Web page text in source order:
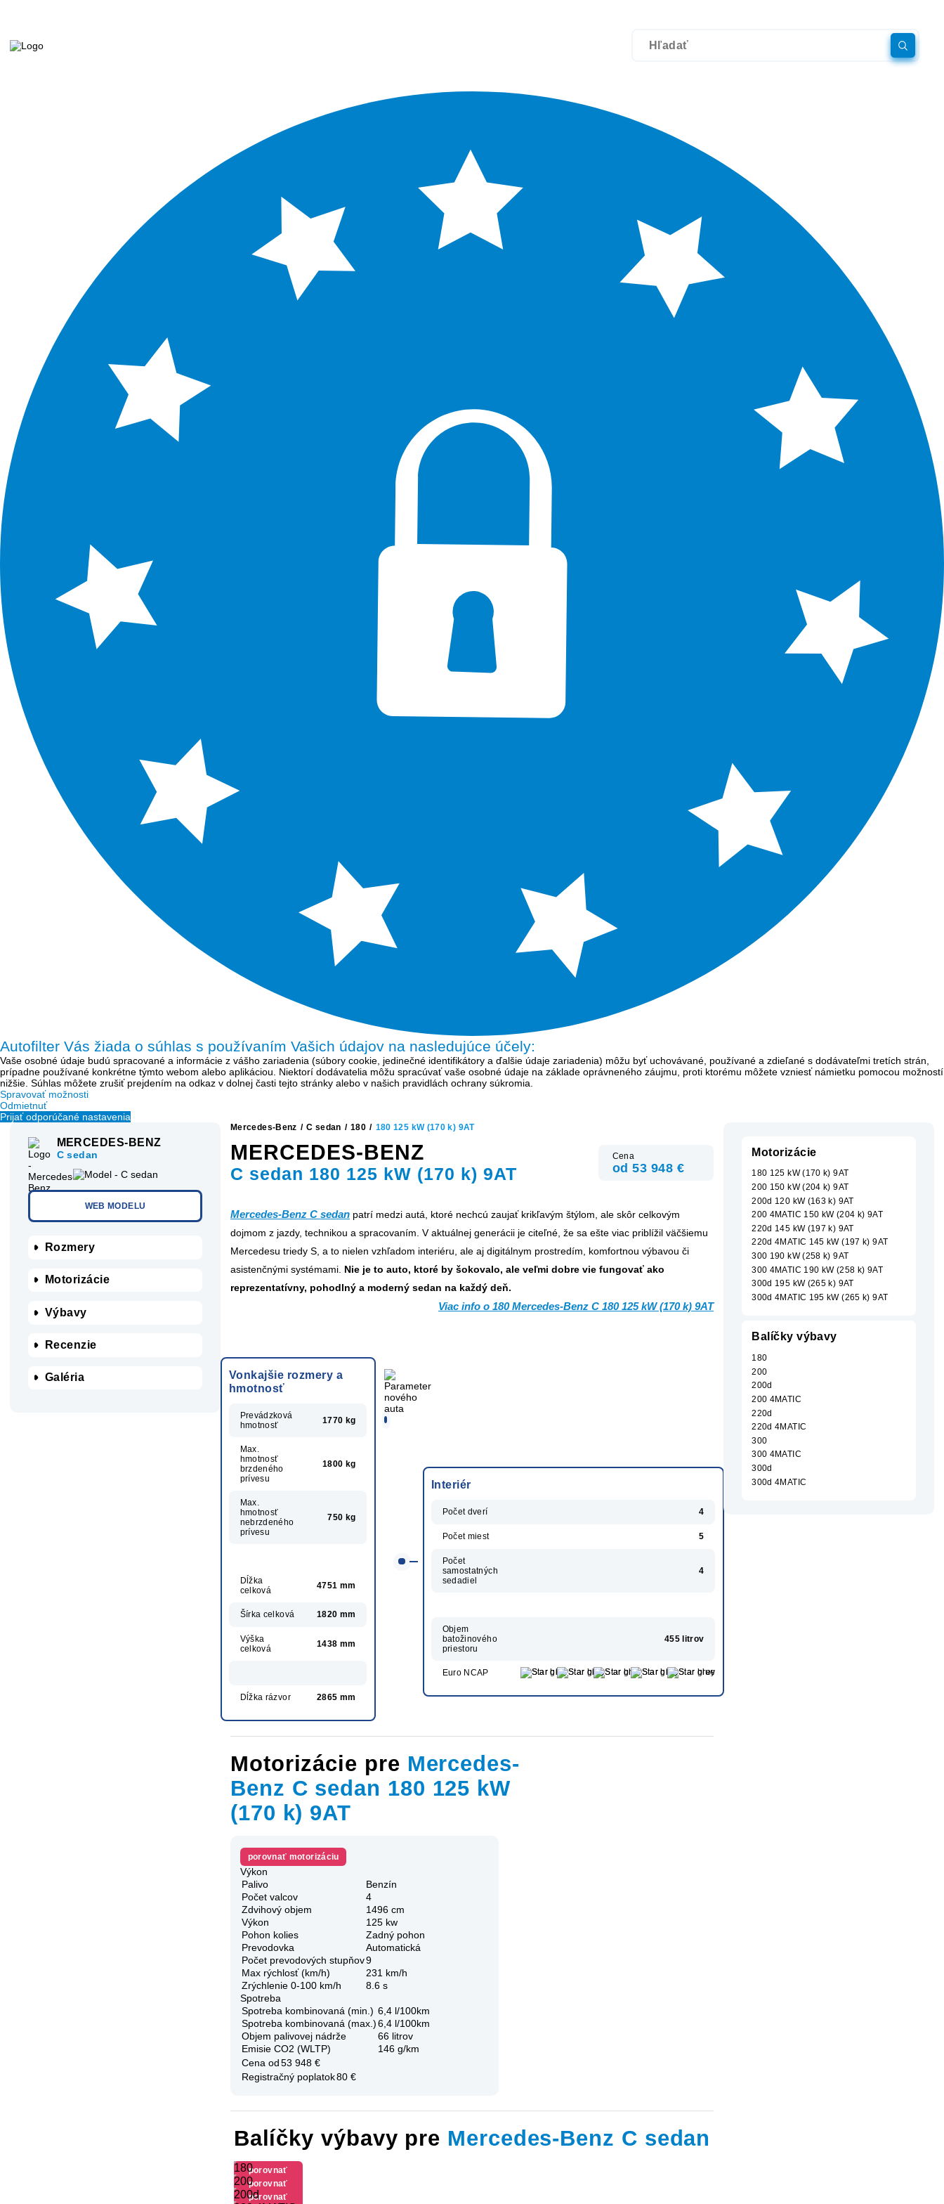
Autofilter Vás žiada o súhlas s používaním Vašich údajov na nasledujúce účely:
Vaše osobné údaje budú spracované a informácie z vášho zariadenia (súbory cookie, jedinečné identifikátory a ďalšie údaje zariadenia) môžu byť uchovávané, používané a zdieľané s dodávateľmi tretích strán,
prípadne používané konkrétne týmto webom alebo aplikáciou. Niektorí dodávatelia môžu spracúvať vaše osobné údaje na základe oprávneného záujmu, proti ktorému môžete vzniesť námietku pomocou možností
nižšie. Súhlas môžete zrušiť prejdením na odkaz v dolnej časti tejto stránky alebo v našich pravidlách ochrany súkromia.
Spravovať možnosti
Odmietnuť
Prijať odporúčané nastavenia
MERCEDES-BENZ
C sedan
WEB MODELU
Rozmery
Motorizácie
Výbavy
Recenzie
Galéria
Mercedes-Benz / C sedan / 180 / 180 125 kW (170 k) 9AT
MERCEDES-BENZ
C sedan 180 125 kW (170 k) 9AT
Cena
od 53 948 €
Mercedes-Benz C sedan patrí medzi autá, ktoré nechcú zaujať krikľavým štýlom, ale skôr celkovým
dojmom z jazdy, technikou a spracovaním. V aktuálnej generácii je citeľné, že sa ešte viac priblížil väčšiemu
Mercedesu triedy S, a to nielen vzhľadom interiéru, ale aj digitálnym prostredím, komfortnou výbavou či
asistenčnými systémami. Nie je to auto, ktoré by šokovalo, ale veľmi dobre vie fungovať ako
reprezentatívny, pohodlný a moderný sedan na každý deň.
Viac info o 180 Mercedes-Benz C 180 125 kW (170 k) 9AT
Vonkajšie rozmery a
hmotnosť
Prevádzková
hmotnosť
1770 kg
Max.
hmotnosť
brzdeného
prívesu
1800 kg
Max.
hmotnosť
nebrzdeného
prívesu
750 kg
Dĺžka
celková
4751 mm
Šírka celková 1820 mm
Výška
celková
1438 mm
Dĺžka rázvor 2865 mm
Interiér
Počet dverí 4
Počet miest 5
Počet
samostatných
sedadiel
4
Objem
batožinového
priestoru
455 litrov
Euro NCAP
Motorizácie pre Mercedes-
Benz C sedan 180 125 kW
(170 k) 9AT
porovnať motorizáciu
Výkon
Palivo
Benzín
Počet valcov
4
Zdvihový objem
1496 cm
Výkon
125 kw
Pohon kolies
Zadný pohon
Prevodovka
Automatická
Počet prevodových stupňov9
Max rýchlosť (km/h)
231 km/h
Zrýchlenie 0-100 km/h
8.6 s
Spotreba
Spotreba kombinovaná (min.) 6,4 l/100km
Spotreba kombinovaná (max.)6,4 l/100km
Objem palivovej nádrže
66 litrov
Emisie CO2 (WLTP)
146 g/km
Cena od53 948 €
Registračný poplatok80 €
Balíčky výbavy pre Mercedes-Benz C sedan
porovnať
výbavu
180
porovnať
výbavu
200
porovnať
200d
Motorizácie
180 125 kW (170 k) 9AT
200 150 kW (204 k) 9AT
200d 120 kW (163 k) 9AT
200 4MATIC 150 kW (204 k) 9AT
220d 145 kW (197 k) 9AT
220d 4MATIC 145 kW (197 k) 9AT
300 190 kW (258 k) 9AT
300 4MATIC 190 kW (258 k) 9AT
300d 195 kW (265 k) 9AT
300d 4MATIC 195 kW (265 k) 9AT
Balíčky výbavy
180
200
200d
200 4MATIC
220d
220d 4MATIC
300
300 4MATIC
300d
300d 4MATIC